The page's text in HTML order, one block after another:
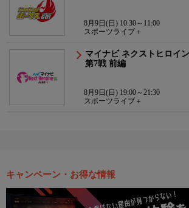
8月9日(日) 10:30～11:00
スポーツライブ＋
マイナビ ネクストヒロイ
第7戦 前編
8月9日(日) 19:00～21:30
スポーツライブ＋
キャンペーン・お得な情報